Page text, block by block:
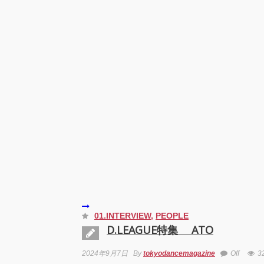
01.INTERVIEW, PEOPLE
D.LEAGUE特集 ATO
2024年9月7日 Bytokyodancemagazine Off